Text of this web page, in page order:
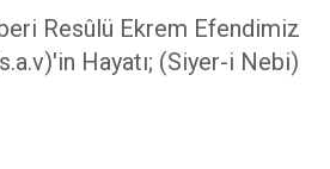
Resûlü Ekrem Efendimiz
Hayatı; (Siyer-i Nebi)